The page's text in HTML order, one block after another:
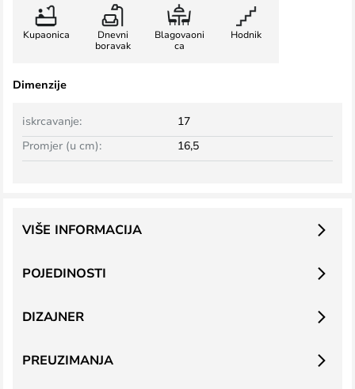
Kupaonica
Dnevni
boravak
Blagovaoni
ca
Hodnik
Dimenzije
iskrcavanje:
17
Promjer (u cm):
16,5
POJEDINOSTI
VIŠE INFORMACIJA
DIZAJNER
PREUZIMANJA